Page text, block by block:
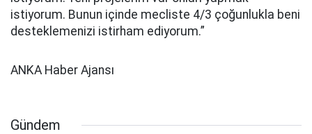
istiyorum. Bunun içinde mecliste 4/3 çoğunlukla beni
desteklemenizi istirham ediyorum.”
ANKA Haber Ajansı
Gündem